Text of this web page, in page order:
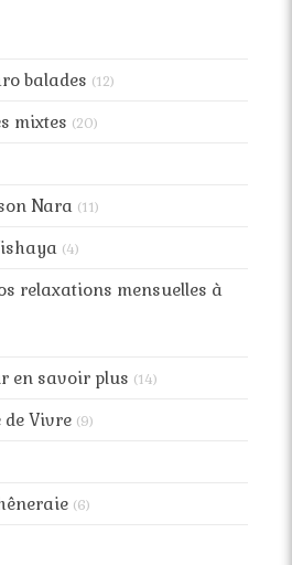
balades (12)
mixtes (20)
Nara (11)
(4)
relaxations mensuelles à
en savoir plus (14)
Vivre (9)
(6)